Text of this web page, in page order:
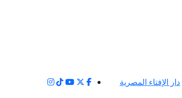
دار الإفتاء المصرية